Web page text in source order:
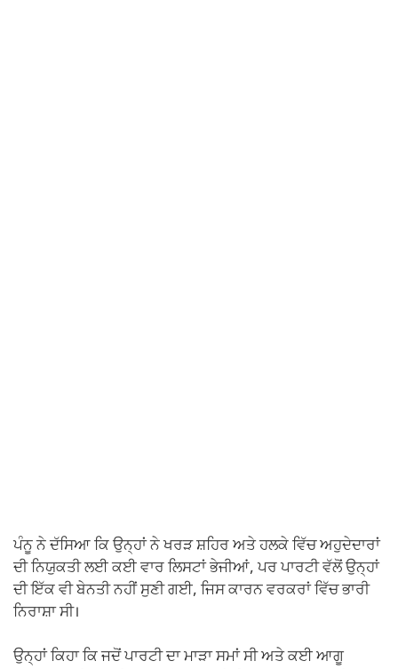
ਪੰਨੂ ਨੇ ਦੱਸਿਆ ਕਿ ਉਨ੍ਹਾਂ ਨੇ ਖਰੜ ਸ਼ਹਿਰ ਅਤੇ ਹਲਕੇ ਵਿੱਚ ਅਹੁਦੇਦਾਰਾਂ
ਦੀ ਨਿਯੁਕਤੀ ਲਈ ਕਈ ਵਾਰ ਲਿਸਟਾਂ ਭੇਜੀਆਂ, ਪਰ ਪਾਰਟੀ ਵੱਲੋਂ ਉਨ੍ਹਾਂ
ਦੀ ਇੱਕ ਵੀ ਬੇਨਤੀ ਨਹੀਂ ਸੁਣੀ ਗਈ, ਜਿਸ ਕਾਰਨ ਵਰਕਰਾਂ ਵਿੱਚ ਭਾਰੀ
ਨਿਰਾਸ਼ਾ ਸੀ।
ਉਨ੍ਹਾਂ ਕਿਹਾ ਕਿ ਜਦੋਂ ਪਾਰਟੀ ਦਾ ਮਾੜਾ ਸਮਾਂ ਸੀ ਅਤੇ ਕਈ ਆਗੂ